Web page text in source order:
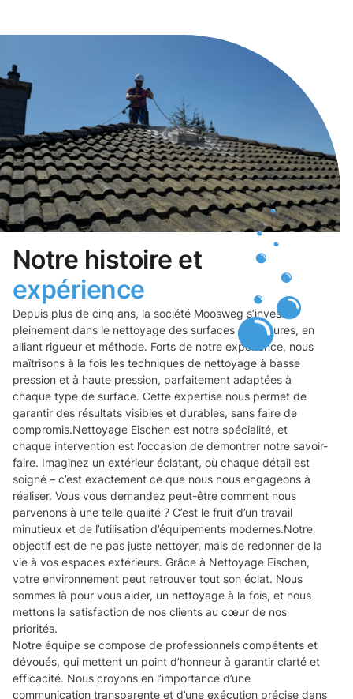
Notre histoire et
expérience
Depuis plus de cinq ans, la société Moosweg s’investit
pleinement dans le nettoyage des surfaces extérieures, en
alliant rigueur et méthode. Forts de notre expérience, nous
maîtrisons à la fois les techniques de nettoyage à basse
pression et à haute pression, parfaitement adaptées à
chaque type de surface. Cette expertise nous permet de
garantir des résultats visibles et durables, sans faire de
compromis.Nettoyage Eischen est notre spécialité, et
chaque intervention est l’occasion de démontrer notre savoir-
faire. Imaginez un extérieur éclatant, où chaque détail est
soigné – c’est exactement ce que nous nous engageons à
réaliser. Vous vous demandez peut-être comment nous
parvenons à une telle qualité ? C’est le fruit d’un travail
minutieux et de l’utilisation d’équipements modernes.Notre
objectif est de ne pas juste nettoyer, mais de redonner de la
vie à vos espaces extérieurs. Grâce à Nettoyage Eischen,
votre environnement peut retrouver tout son éclat. Nous
sommes là pour vous aider, un nettoyage à la fois, et nous
mettons la satisfaction de nos clients au cœur de nos
priorités.
Notre équipe se compose de professionnels compétents et
dévoués, qui mettent un point d’honneur à garantir clarté et
efficacité. Nous croyons en l’importance d’une
communication transparente et d’une exécution précise dans